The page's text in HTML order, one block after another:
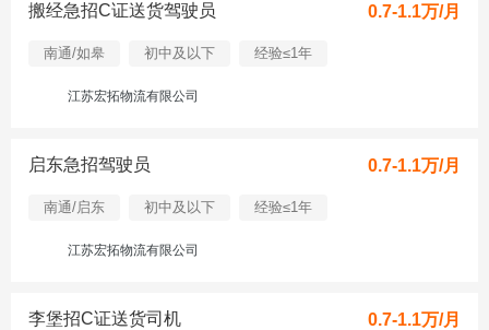
搬经急招C证送货驾驶员 0.7-1.1万/月
南通/如皋 初中及以下 经验≤1年
江苏宏拓物流有限公司
启东急招驾驶员 0.7-1.1万/月
南通/启东 初中及以下 经验≤1年
江苏宏拓物流有限公司
李堡招C证送货司机 0.7-1.1万/月